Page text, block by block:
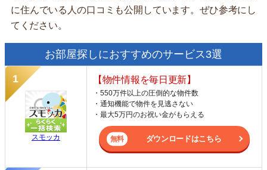
に住んでいる人の口コミも公開しています。ぜひ参考にし
てください。
お部屋探しにおすすめのサービス3選
スモッカ
【物件情報を毎日更新】
・550万件以上の圧倒的な物件数
・通知機能で物件を見逃さない
・最大5万円のお祝い金がもらえる
ダウンロードはこちら